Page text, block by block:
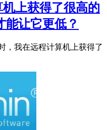
上获得了很高的
能让它更低？
，我在远程计算机上获得了